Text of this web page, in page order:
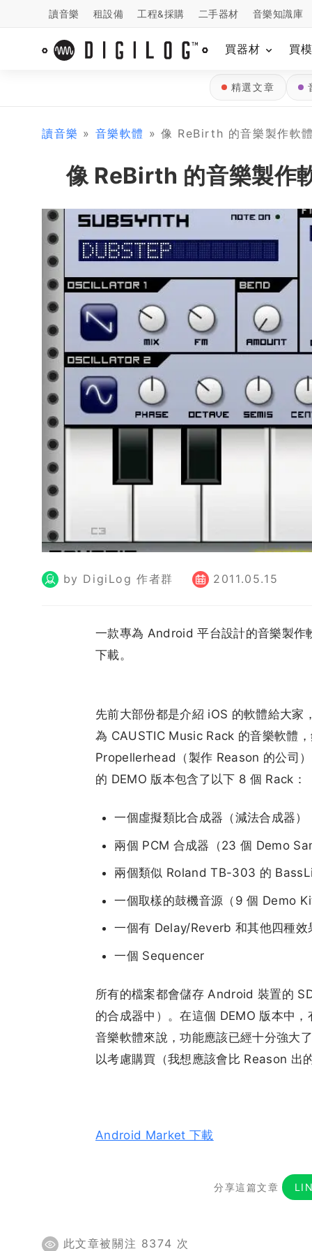
讀音樂 租設備 工程&採購 二手器材 音樂知識庫
買器材 買
精選文章
讀音樂 » 音樂軟體 » 像 ReBirth 的音樂製作
像 ReBirth 的音樂製作
by DigiLog 作者群 2011.05.15
一款專為 Android 平台設計的音樂製作
下載。
先前大部份都是介紹 iOS 的軟體給大
為 CAUSTIC Music Rack 的音樂軟體
Propellerhead（製作 Reason 的公司
的 DEMO 版本包含了以下 8 個 Rack：
一個虛擬類比合成器（減法合成器）
兩個 PCM 合成器（23 個 Demo
兩個類似 Roland TB-303 的
一個取樣的鼓機音源（9 個 Demo
一個有 Delay/Reverb 和其他四種效
一個 Sequencer
所有的檔案都會儲存 Android 裝置的
的合成器中）。在這個 DEMO 版本中
音樂軟體來說，功能應該已經十分強大
以考慮購買（我想應該會比 Reason 出
Android Market 下載
分享這篇文章
此文章被關注 8374 次